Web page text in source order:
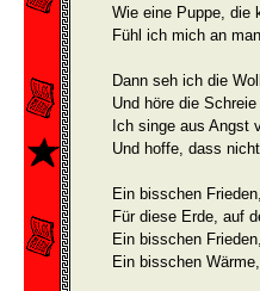
Wie eine Puppe, die
Fühl ich mich an
Dann seh ich die
Und höre die
Ich singe aus Angst
Und hoffe, dass
Ein bisschen
Für diese Erde, auf
Ein bisschen
Ein bisschen